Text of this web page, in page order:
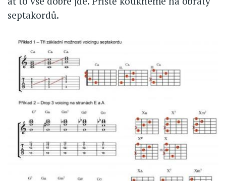
septakordů.